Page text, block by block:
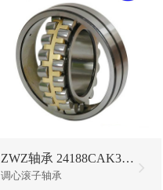
ZWZ轴承 24188CAK30/W33
调心滚子轴承